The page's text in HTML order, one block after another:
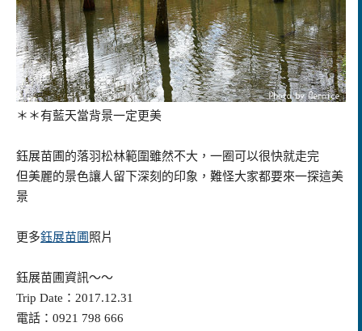
＊＊有藍天當背景一定更美
鈺展苗圃的落羽松林範圍雖然不大，一圈可以很快就走完
但美麗的景色讓人留下深刻的印象，難怪大家都要來一探這美
景
更多鈺展苗圃 照片
鈺展苗圃資訊～～
Trip Date：2017.12.31
電話：0921 798 666